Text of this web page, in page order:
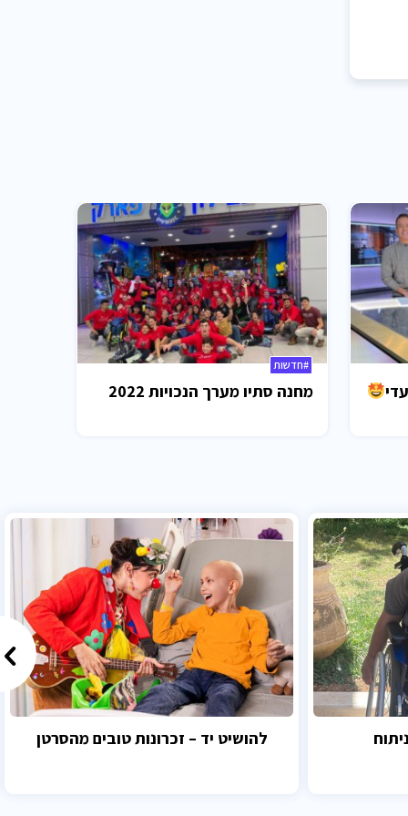
#חדשות
מחנה סתיו מערך הנכויות 2022
להושיט יד – זכרונות טובים מהסרטן